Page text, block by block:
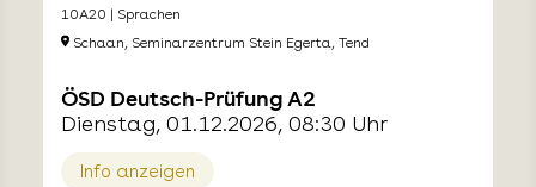
10A20 | Sprachen
Schaan, Seminarzentrum Stein Egerta, Tend
ÖSD Deutsch-Prüfung A2
Dienstag, 01.12.2026, 08:30 Uhr
Info anzeigen